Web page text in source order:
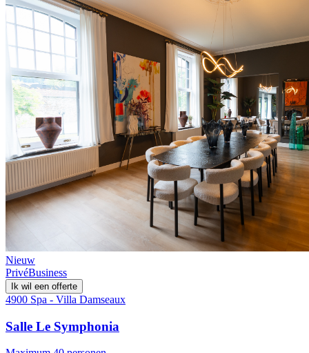
Nieuw
PrivéBusiness
Ik wil een offerte
4900 Spa - Villa Damseaux
Salle Le Symphonia